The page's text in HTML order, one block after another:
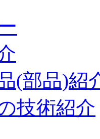
(部品)紹
技術紹介